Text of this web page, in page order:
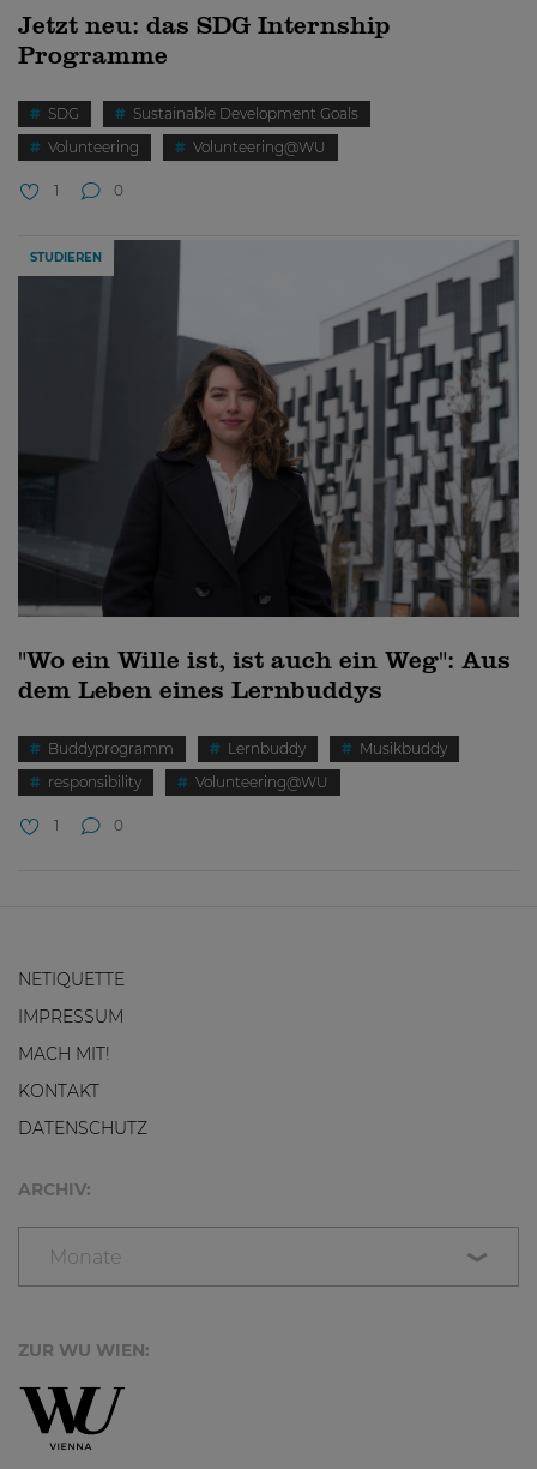
Jetzt neu: das SDG Internship
Programme
SDG
Sustainable Development Goals
Volunteering
Volunteering@WU
1 0
STUDIEREN
"Wo ein Wille ist, ist auch ein Weg": Aus
dem Leben eines Lernbuddys
Buddyprogramm Lernbuddy
Musikbuddy
responsibility
Volunteering@WU
1 0
NETIQUETTE
IMPRESSUM
MACH MIT!
KONTAKT
DATENSCHUTZ
ARCHIV:
Monate
ZUR WU WIEN: